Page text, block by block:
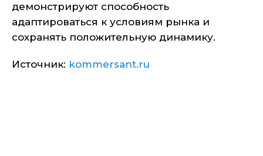
демонстрируют способность
адаптироваться к условиям рынка и
сохранять положительную динамику.
Источник: kommersant.ru